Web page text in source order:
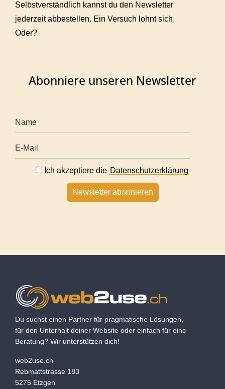
Selbstverständlich kannst du den Newsletter
jederzeit abbestellen. Ein Versuch lohnt sich.
Oder?
Abonniere unseren Newsletter
Ich akzeptiere die Datenschutzerklärung
Newsletter abonnieren
Du suchst einen Partner für pragmatische Lösungen,
für den Unterhalt deiner Website oder einfach für eine
Beratung? Wir unterstützen dich!
web2use.ch
Rebmattstrasse 183
5275 Etzgen